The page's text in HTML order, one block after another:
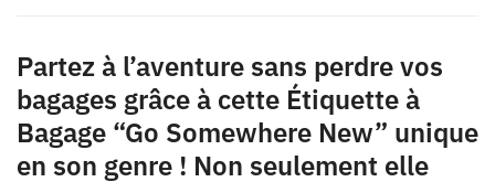
Partez à l’aventure sans perdre vos
bagages grâce à cette Étiquette à
Bagage “Go Somewhere New” unique
en son genre ! Non seulement elle